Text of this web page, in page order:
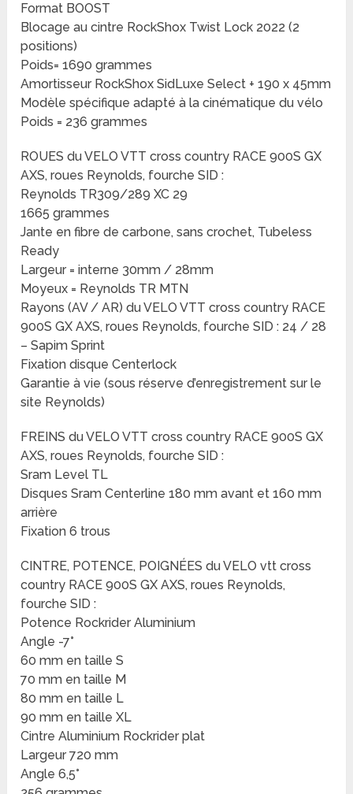
Format BOOST
Blocage au cintre RockShox Twist Lock 2022 (2
positions)
Poids= 1690 grammes
Amortisseur RockShox SidLuxe Select + 190 x 45mm
Modèle spécifique adapté à la cinématique du vélo
Poids = 236 grammes
ROUES du VELO VTT cross country RACE 900S GX
AXS, roues Reynolds, fourche SID :
Reynolds TR309/289 XC 29
1665 grammes
Jante en fibre de carbone, sans crochet, Tubeless
Ready
Largeur = interne 30mm / 28mm
Moyeux = Reynolds TR MTN
Rayons (AV / AR) du VELO VTT cross country RACE
900S GX AXS, roues Reynolds, fourche SID : 24 / 28
– Sapim Sprint
Fixation disque Centerlock
Garantie à vie (sous réserve d’enregistrement sur le
site Reynolds)
FREINS du VELO VTT cross country RACE 900S GX
AXS, roues Reynolds, fourche SID :
Sram Level TL
Disques Sram Centerline 180 mm avant et 160 mm
arrière
Fixation 6 trous
CINTRE, POTENCE, POIGNÉES du VELO vtt cross
country RACE 900S GX AXS, roues Reynolds,
fourche SID :
Potence Rockrider Aluminium
Angle -7°
60 mm en taille S
70 mm en taille M
80 mm en taille L
90 mm en taille XL
Cintre Aluminium Rockrider plat
Largeur 720 mm
Angle 6,5°